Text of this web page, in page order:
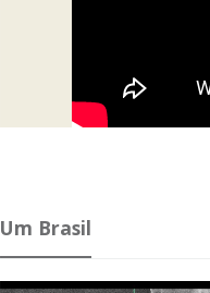
Um Brasil